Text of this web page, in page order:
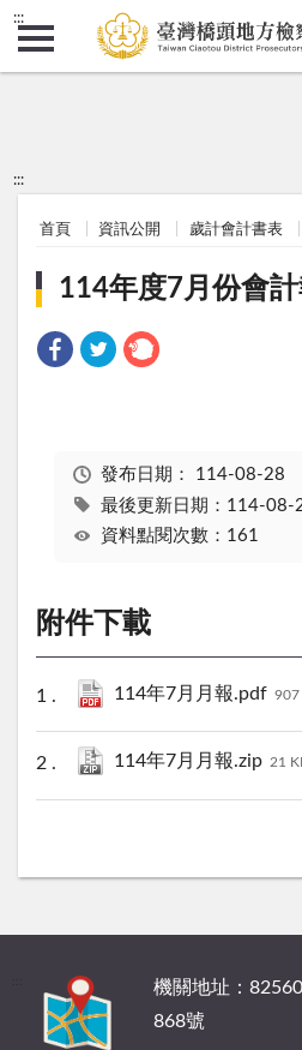
:::
:::
首頁 資訊公開 歲計會計書表
114年度7月份會
發布日期： 114-08-28
最後更新日期：114-08-
資料點閱次數：161
附件下載
114年7月月報.pdf 907
114年7月月報.zip 21
機關地址：
868號